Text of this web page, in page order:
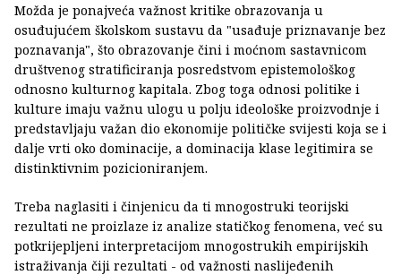
Možda je ponajveća važnost kritike obrazovanja u
osuđujućem školskom sustavu da "usađuje priznavanje bez
poznavanja", što obrazovanje čini i moćnom sastavnicom
društvenog stratificiranja posredstvom epistemološkog
odnosno kulturnog kapitala. Zbog toga odnosi politike i
kulture imaju važnu ulogu u polju ideološke proizvodnje i
predstavljaju važan dio ekonomije političke svijesti koja se i
dalje vrti oko dominacije, a dominacija klase legitimira se
distinktivnim pozicioniranjem.
Treba naglasiti i činjenicu da ti mnogostruki teorijski
rezultati ne proizlaze iz analize statičkog fenomena, već su
potkrijepljeni interpretacijom mnogostrukih empirijskih
istraživanja čiji rezultati - od važnosti naslijeđenih